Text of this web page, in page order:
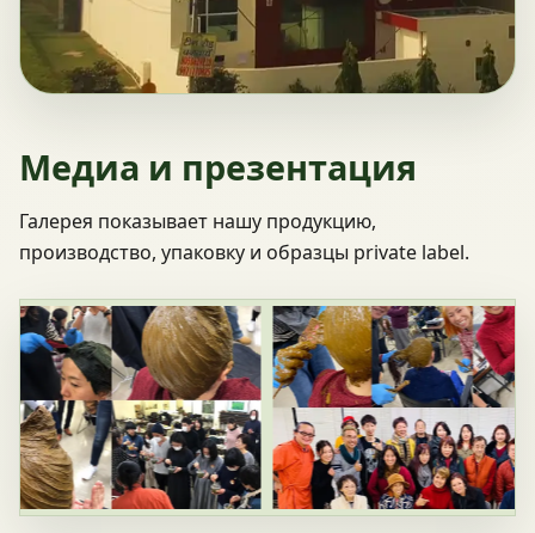
Медиа и презентация
Галерея показывает нашу продукцию,
производство, упаковку и образцы private label.